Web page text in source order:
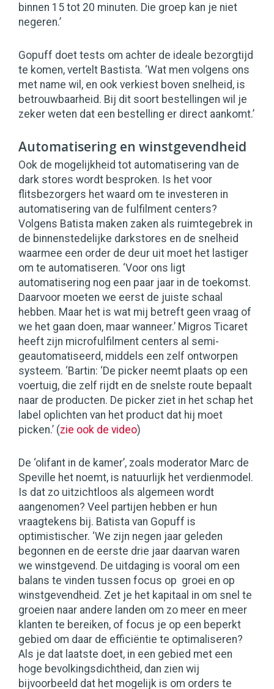
binnen 15 tot 20 minuten. Die groep kan je niet
negeren.’
Gopuff doet tests om achter de ideale bezorgtijd
te komen, vertelt Bastista. ‘Wat men volgens ons
met name wil, en ook verkiest boven snelheid, is
betrouwbaarheid. Bij dit soort bestellingen wil je
zeker weten dat een bestelling er direct aankomt.’
Automatisering en winstgevendheid
Ook de mogelijkheid tot automatisering van de
dark stores wordt besproken. Is het voor
flitsbezorgers het waard om te investeren in
automatisering van de fulfilment centers?
Volgens Batista maken zaken als ruimtegebrek in
de binnenstedelijke darkstores en de snelheid
waarmee een order de deur uit moet het lastiger
om te automatiseren. ‘Voor ons ligt
automatisering nog een paar jaar in de toekomst.
Daarvoor moeten we eerst de juiste schaal
hebben. Maar het is wat mij betreft geen vraag of
we het gaan doen, maar wanneer.’ Migros Ticaret
heeft zijn microfulfilment centers al semi-
geautomatiseerd, middels een zelf ontworpen
systeem. ‘Bartin: ‘De picker neemt plaats op een
voertuig, die zelf rijdt en de snelste route bepaalt
naar de producten. De picker ziet in het schap het
label oplichten van het product dat hij moet
picken.’ (zie ook de video)
De ‘olifant in de kamer’, zoals moderator Marc de
Speville het noemt, is natuurlijk het verdienmodel.
Is dat zo uitzichtloos als algemeen wordt
aangenomen? Veel partijen hebben er hun
vraagtekens bij. Batista van Gopuff is
optimistischer. ‘We zijn negen jaar geleden
begonnen en de eerste drie jaar daarvan waren
we winstgevend. De uitdaging is vooral om een
balans te vinden tussen focus op groei en op
winstgevendheid. Zet je het kapitaal in om snel te
groeien naar andere landen om zo meer en meer
klanten te bereiken, of focus je op een beperkt
gebied om daar de efficiëntie te optimaliseren?
Als je dat laatste doet, in een gebied met een
hoge bevolkingsdichtheid, dan zien wij
bijvoorbeeld dat het mogelijk is om orders te